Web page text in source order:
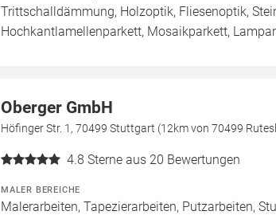
Trittschalldämmung, Holzoptik, Fliesenoptik,
Hochkantlamellenparkett, Mosaikparkett,
Oberger GmbH
Höfinger Str. 1, 70499 Stuttgart (12km von 70499
4.8 Sterne aus 20 Bewertungen
MALER BEREICHE
Malerarbeiten, Tapezierarbeiten, Putzarbeiten,